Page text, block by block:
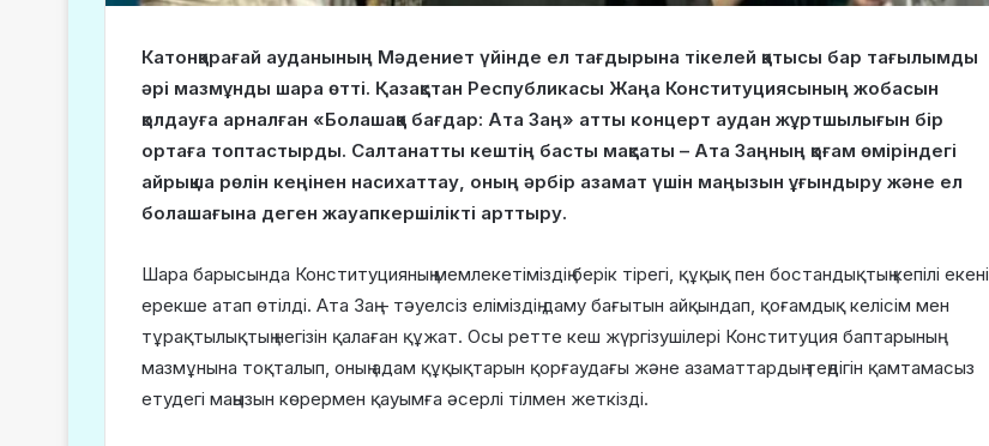
Катонқарағай ауданының Мәдениет үйінде ел тағдырына тікелей қатысы бар тағылымды
әрі мазмұнды шара өтті. Қазақстан Республикасы Жаңа Конституциясының жобасын
қолдауға арналған «Болашаққа бағдар: Ата Заң» атты концерт аудан жұртшылығын бір
ортаға топтастырды. Салтанатты кештің басты мақсаты – Ата Заңның қоғам өміріндегі
айрықша рөлін кеңінен насихаттау, оның әрбір азамат үшін маңызын ұғындыру және ел
болашағына деген жауапкершілікті арттыру.
Шара барысында Конституцияның мемлекетіміздің берік тірегі, құқық пен бостандықтың кепілі екені
ерекше атап өтілді. Ата Заң – тәуелсіз еліміздің даму бағытын айқындап, қоғамдық келісім мен
тұрақтылықтың негізін қалаған құжат. Осы ретте кеш жүргізушілері Конституция баптарының
мазмұнына тоқталып, оның адам құқықтарын қорғаудағы және азаматтардың теңдігін қамтамасыз
етудегі маңызын көрермен қауымға әсерлі тілмен жеткізді.